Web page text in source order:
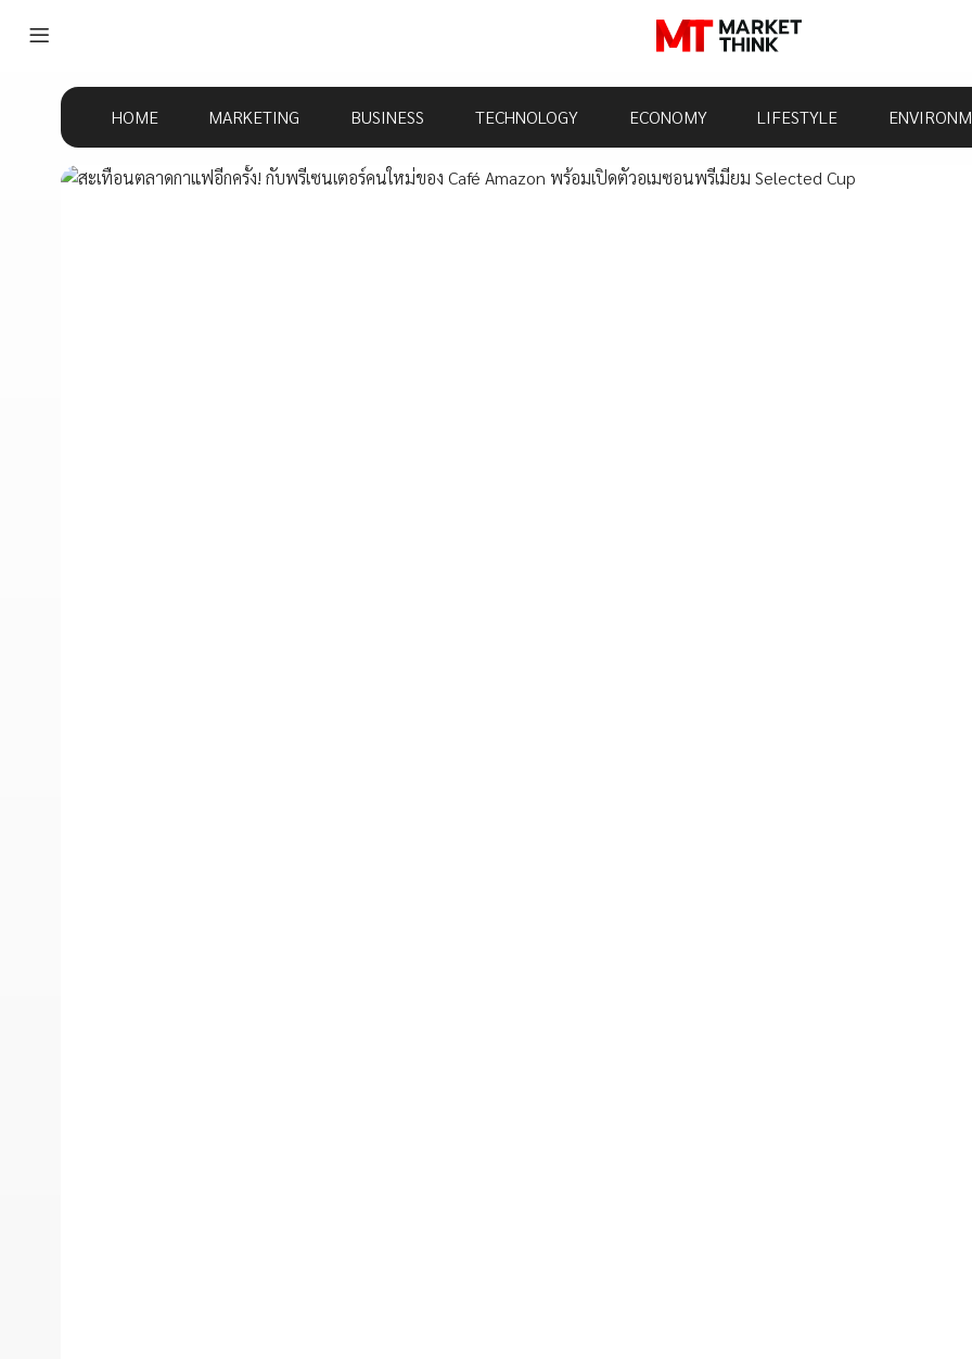
HOME MARKETING BUSINESS TECHNOLOGY ECONOMY LIFESTYLE